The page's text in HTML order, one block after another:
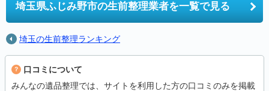
埼玉県ふじみ野市の生前整理業者を一覧で見る
埼玉の生前整理ランキング
口コミについて
みんなの遺品整理では、サイトを利用した方の口コミのみを掲載